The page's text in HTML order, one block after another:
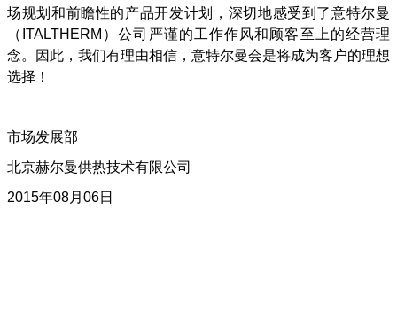
场规划和前瞻性的产品开发计划，深切地感受到了意特尔曼
（ITALTHERM）公司严谨的工作作风和顾客至上的经营理
念。因此，我们有理由相信，意特尔曼会是将成为客户的理想
选择！
市场发展部
北京赫尔曼供热技术有限公司
2015年08月06日